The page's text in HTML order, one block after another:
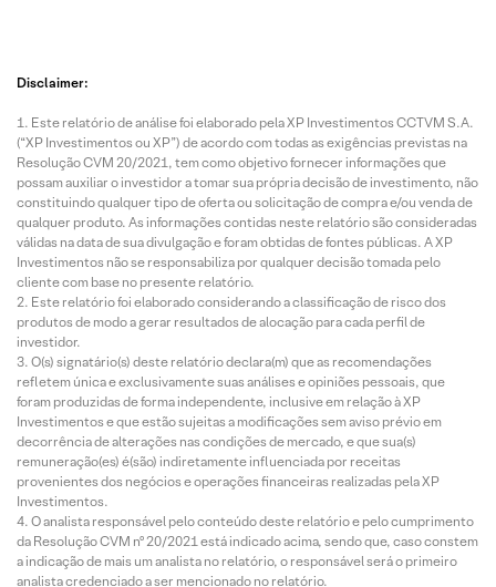
Disclaimer:
Este relatório de análise foi elaborado pela XP Investimentos CCTVM S.A.
(“XP Investimentos ou XP”) de acordo com todas as exigências previstas na
Resolução CVM 20/2021, tem como objetivo fornecer informações que
possam auxiliar o investidor a tomar sua própria decisão de investimento, não
constituindo qualquer tipo de oferta ou solicitação de compra e/ou venda de
qualquer produto. As informações contidas neste relatório são consideradas
válidas na data de sua divulgação e foram obtidas de fontes públicas. A XP
Investimentos não se responsabiliza por qualquer decisão tomada pelo
cliente com base no presente relatório.
Este relatório foi elaborado considerando a classificação de risco dos
produtos de modo a gerar resultados de alocação para cada perfil de
investidor.
O(s) signatário(s) deste relatório declara(m) que as recomendações
refletem única e exclusivamente suas análises e opiniões pessoais, que
foram produzidas de forma independente, inclusive em relação à XP
Investimentos e que estão sujeitas a modificações sem aviso prévio em
decorrência de alterações nas condições de mercado, e que sua(s)
remuneração(es) é(são) indiretamente influenciada por receitas
provenientes dos negócios e operações financeiras realizadas pela XP
Investimentos.
O analista responsável pelo conteúdo deste relatório e pelo cumprimento
da Resolução CVM nº 20/2021 está indicado acima, sendo que, caso constem
a indicação de mais um analista no relatório, o responsável será o primeiro
analista credenciado a ser mencionado no relatório.